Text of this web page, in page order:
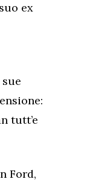
ex
tutt’e
Ford,